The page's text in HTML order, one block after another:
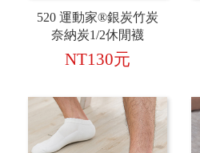
520 運動家®銀炭竹炭
奈納炭1/2休閒襪
NT130元